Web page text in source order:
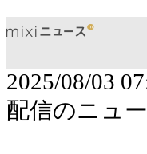
2025/08/03
配信のニュ